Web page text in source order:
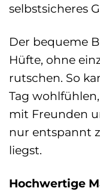
selbstsicheres
Der bequeme
Hüfte, ohne
rutschen. So
Tag
mit Freunden
nur entspannt
liegst.
Hochwertige